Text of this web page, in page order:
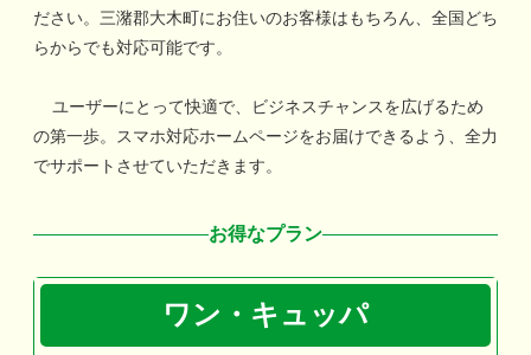
ださい。 三潴郡大木町にお住いのお客様はもちろん、全国どち
らからでも対応可能です。
ユーザーにとって快適で、ビジネスチャンスを広げるため
の第一歩。スマホ対応ホームページをお届けできるよう、全力
でサポートさせていただきます。
お得なプラン
ワン・キュッパ